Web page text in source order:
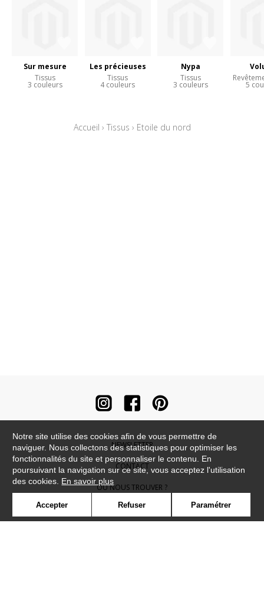
Sur mesure
Tissus
3 couleurs
Les précieuses
Tissus
4 couleurs
Nypa
Tissus
3 couleurs 5
Accueil › Tissus › Etoile du nord
NEWSLETTER
CONTACT
OÙ NOUS TROUVER ?
CONTRACT
Notre site utilise des cookies afin de vous permettre de
naviguer. Nous collectons des statistiques pour optimiser les
fonctionnalités du site et personnaliser le contenu. En
poursuivant la navigation sur ce site, vous acceptez l'utilisation
des cookies. En savoir plus
Accepter Refuser Paramétrer